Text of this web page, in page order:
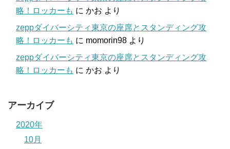
略！ロッカーも に かお より
zeppダイバーシティ東京の座席とスタンディング攻
略！ロッカーも に momorin98 より
zeppダイバーシティ東京の座席とスタンディング攻
略！ロッカーも に かお より
アーカイブ
2020年
10月